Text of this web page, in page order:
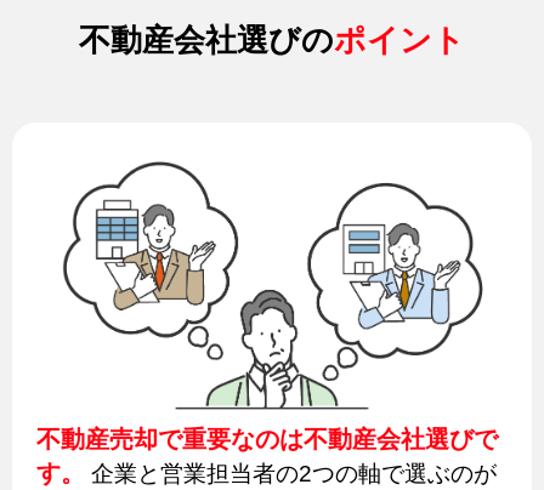
不動産会社選びのポイント
不動産売却で重要なのは不動産会社選びで
す。
企業と営業担当者の2つの軸で選ぶのが